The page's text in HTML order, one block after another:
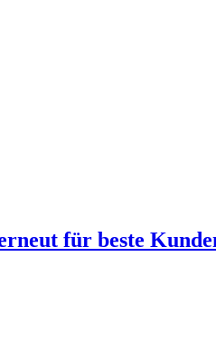
für beste